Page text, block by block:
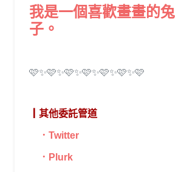
我是一個喜歡畫畫的兔
子。
🩷✨🩷✨🩷✨🩷✨🩷✨🩷✨🩷
┃其他委託管道
．Twitter
． Plurk